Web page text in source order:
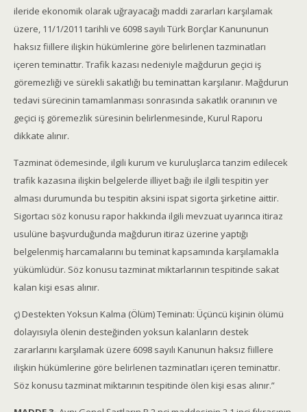
ileride ekonomik olarak uğrayacağı maddi zararları karşılamak
üzere, 11/1/2011 tarihli ve 6098 sayılı Türk Borçlar Kanununun
haksız fiillere ilişkin hükümlerine göre belirlenen tazminatları
içeren teminattır. Trafik kazası nedeniyle mağdurun geçici iş
göremezliği ve sürekli sakatlığı bu teminattan karşılanır. Mağdurun
tedavi sürecinin tamamlanması sonrasında sakatlık oranının ve
geçici iş göremezlik süresinin belirlenmesinde, Kurul Raporu
dikkate alınır.
Tazminat ödemesinde, ilgili kurum ve kuruluşlarca tanzim edilecek
trafik kazasına ilişkin belgelerde illiyet bağı ile ilgili tespitin yer
alması durumunda bu tespitin aksini ispat sigorta şirketine aittir.
Sigortacı söz konusu rapor hakkında ilgili mevzuat uyarınca itiraz
usulüne başvurduğunda mağdurun itiraz üzerine yaptığı
belgelenmiş harcamalarını bu teminat kapsamında karşılamakla
yükümlüdür. Söz konusu tazminat miktarlarının tespitinde sakat
kalan kişi esas alınır.
ç) Destekten Yoksun Kalma (Ölüm) Teminatı: Üçüncü kişinin ölümü
dolayısıyla ölenin desteğinden yoksun kalanların destek
zararlarını karşılamak üzere 6098 sayılı Kanunun haksız fiillere
ilişkin hükümlerine göre belirlenen tazminatları içeren teminattır.
Söz konusu tazminat miktarının tespitinde ölen kişi esas alınır.”